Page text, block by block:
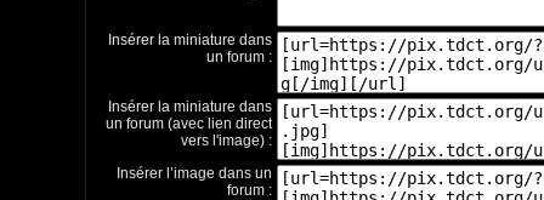
Insérer la miniature dans
un forum :
Insérer la miniature dans
un forum (avec lien direct
vers l'image) :
Insérer l’image dans un
forum :